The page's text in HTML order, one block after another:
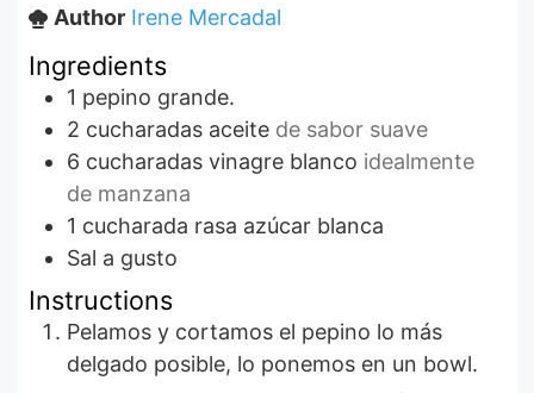
Author Irene Mercadal
Ingredients
1 pepino grande.
2 cucharadas aceite de sabor suave
6 cucharadas vinagre blanco idealmente
de manzana
1 cucharada rasa azúcar blanca
Sal a gusto
Instructions
Pelamos y cortamos el pepino lo más
delgado posible, lo ponemos en un bowl.